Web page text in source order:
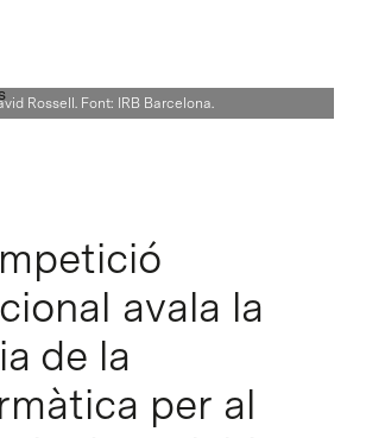
Rossell. Font: IRB Barcelona.
avala la
de la
per al